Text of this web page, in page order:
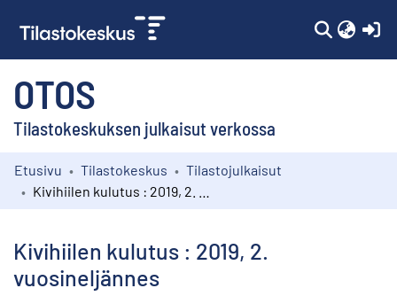
OTOS
Tilastokeskuksen julkaisut verkossa
Kokoelmat
Etusivu Tilastokeskus
Tilastojulkaisut
Kivihiilen kulutus : 2019, 2.
vuosineljännes